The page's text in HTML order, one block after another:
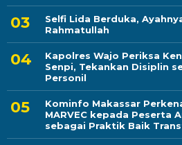
Selfi Lida Berduka,
Rahmatullah
Kapolres Wajo Periksa
Senpi, Tekankan Disiplin
Personil
Kominfo Makassar
MARVEC kepada Peserta
sebagai Praktik Baik